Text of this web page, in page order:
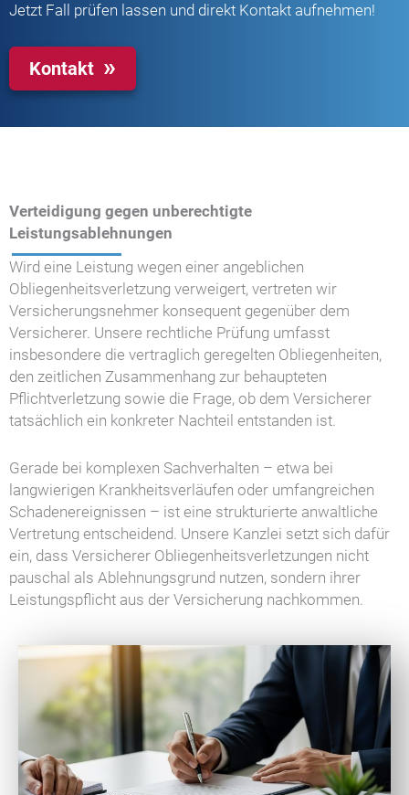
Jetzt Fall prüfen lassen und direkt Kontakt aufnehmen!
Kontakt
Verteidigung gegen unberechtigte
Leistungsablehnungen
Wird eine Leistung wegen einer angeblichen
Obliegenheitsverletzung verweigert, vertreten wir
Versicherungsnehmer konsequent gegenüber dem
Versicherer. Unsere rechtliche Prüfung umfasst
insbesondere die vertraglich geregelten Obliegenheiten,
den zeitlichen Zusammenhang zur behaupteten
Pflichtverletzung sowie die Frage, ob dem Versicherer
tatsächlich ein konkreter Nachteil entstanden ist.
Gerade bei komplexen Sachverhalten – etwa bei
langwierigen Krankheitsverläufen oder umfangreichen
Schadenereignissen – ist eine strukturierte anwaltliche
Vertretung entscheidend. Unsere Kanzlei setzt sich dafür
ein, dass Versicherer Obliegenheitsverletzungen nicht
pauschal als Ablehnungsgrund nutzen, sondern ihrer
Leistungspflicht aus der Versicherung nachkommen.